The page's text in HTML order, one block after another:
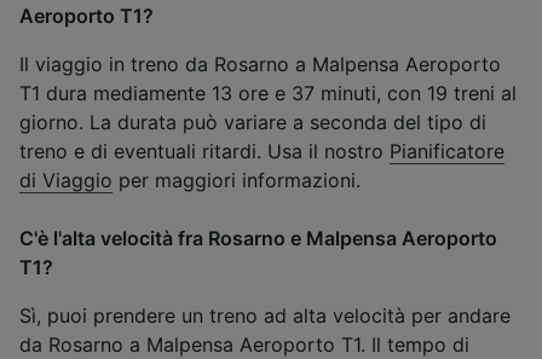
Aeroporto T1?
Il viaggio in treno da Rosarno a Malpensa Aeroporto
T1 dura mediamente 13 ore e 37 minuti, con 19 treni al
giorno. La durata può variare a seconda del tipo di
treno e di eventuali ritardi. Usa il nostro Pianificatore
di Viaggio per maggiori informazioni.
C'è l'alta velocità fra Rosarno e Malpensa Aeroporto
T1?
Sì, puoi prendere un treno ad alta velocità per andare
da Rosarno a Malpensa Aeroporto T1. Il tempo di